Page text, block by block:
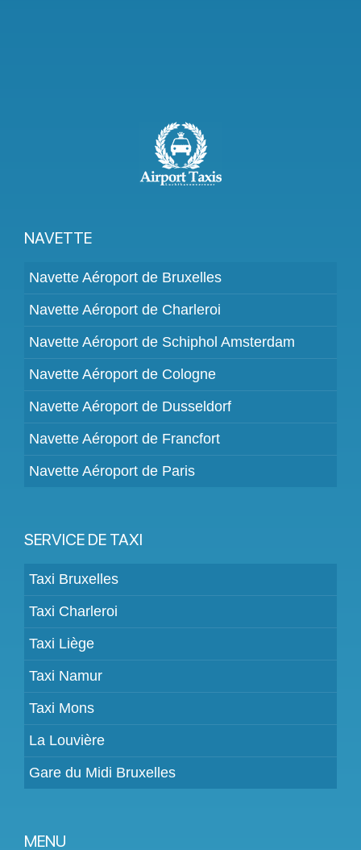
NAVETTE
Navette Aéroport de Bruxelles
Navette Aéroport de Charleroi
Navette Aéroport de Schiphol Amsterdam
Navette Aéroport de Cologne
Navette Aéroport de Dusseldorf
Navette Aéroport de Francfort
Navette Aéroport de Paris
SERVICE DE TAXI
Taxi Bruxelles
Taxi Charleroi
Taxi Liège
Taxi Namur
Taxi Mons
La Louvière
Gare du Midi Bruxelles
MENU